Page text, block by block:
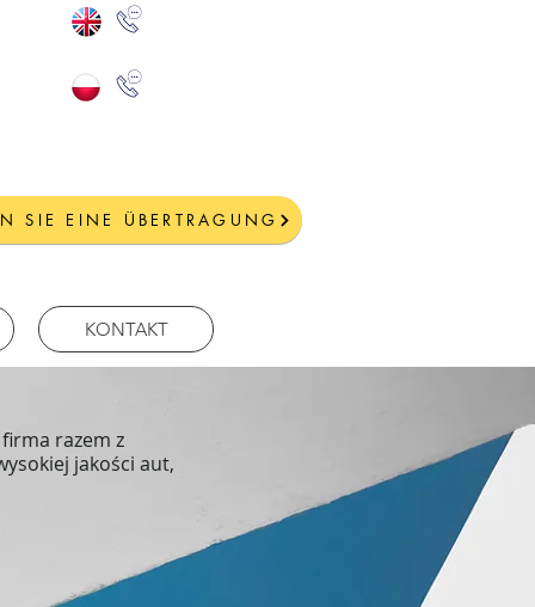
SIE EINE ÜBERTRAGUNG
KONTAKT
razem z
jakości aut,